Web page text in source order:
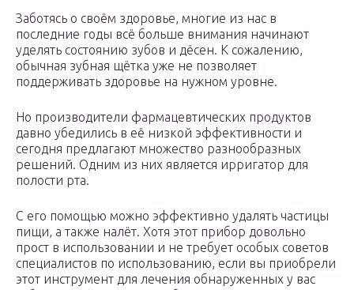
Заботясь о своём здоровье, многие из нас в
последние годы всё больше внимания начинают
уделять состоянию зубов и дёсен. К сожалению,
обычная зубная щётка уже не позволяет
поддерживать здоровье на нужном уровне.
Но производители фармацевтических продуктов
давно убедились в её низкой эффективности и
сегодня предлагают множество разнообразных
решений. Одним из них является ирригатор для
полости рта.
С его помощью можно эффективно удалять частицы
пищи, а также налёт. Хотя этот прибор довольно
прост в использовании и не требует особых советов
специалистов по использованию, если вы приобрели
этот инструмент для лечения обнаруженных у вас